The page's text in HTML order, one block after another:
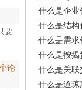
要
论
北京林业大
中央音乐学
中央戏曲学
北京联合
北京信息
北京印刷学
什么是企业
什么是结构
什么是需求
什么是按揭
什么是关联
什么是道琼